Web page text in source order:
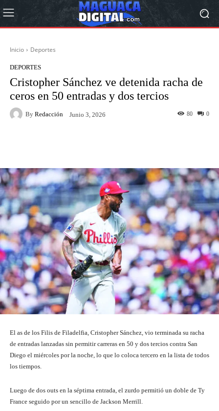
Inicio Deportes
DEPORTES
Cristopher Sánchez ve detenida racha de
ceros en 50 entradas y dos tercios
By Redacción Junio 3, 2026 0
80
El as de los Filis de Filadelfia, Cristopher Sánchez, vio terminada su racha
de entradas lanzadas sin permitir carreras en 50 y dos tercios contra San
Diego el miércoles por la noche, lo que lo coloca tercero en la lista de todos
los tiempos.
Luego de dos outs en la séptima entrada, el zurdo permitió un doble de Ty
France seguido por un sencillo de Jackson Merrill.